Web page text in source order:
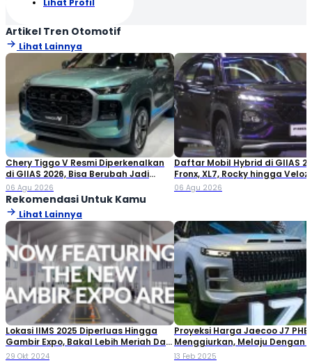
Lihat Profil
Artikel Tren Otomotif
Lihat Lainnya
Chery Tiggo V Resmi Diperkenalkan
di GIIAS 2026, Bisa Berubah Jadi
Double Cabin
06 Agu 2026
Daftar Mobil Hybrid di GIIAS
Fronx, XL7, Rocky hingga Veloz!
06 Agu 2026
Rekomendasi Untuk Kamu
Lihat Lainnya
Lokasi IIMS 2025 Diperluas Hingga
Gambir Expo, Bakal Lebih Meriah Dari
Sebelumnya?
29 Okt 2024
Proyeksi Harga Jaecoo J7
Menggiurkan, Melaju Dengan
Listrik Bisa 100 Km
13 Feb 2025